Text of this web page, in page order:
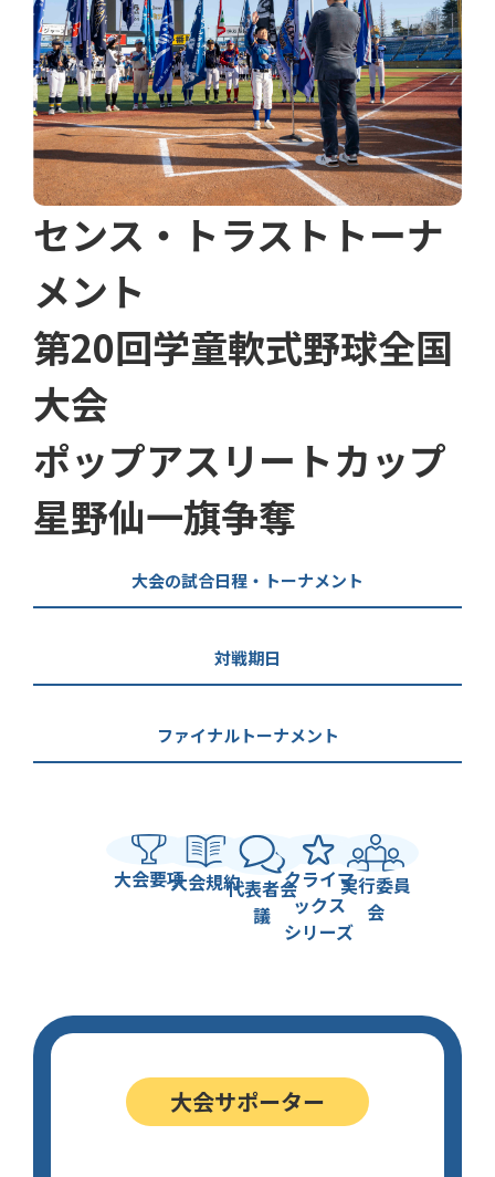
センス・トラストトーナ
メント
第20回学童軟式野球全国
大会
ポップアスリートカップ
星野仙一旗争奪
大会の試合日程・トーナメント
対戦期日
ファイナルトーナメント
大会要項大会規約代表者会
議
クライマ
ックス
シリーズ
実行委員
会
大会サポーター